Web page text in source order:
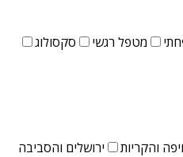
מטפל רגשי
סקסולוג
והקריות ירושלים והסביבה